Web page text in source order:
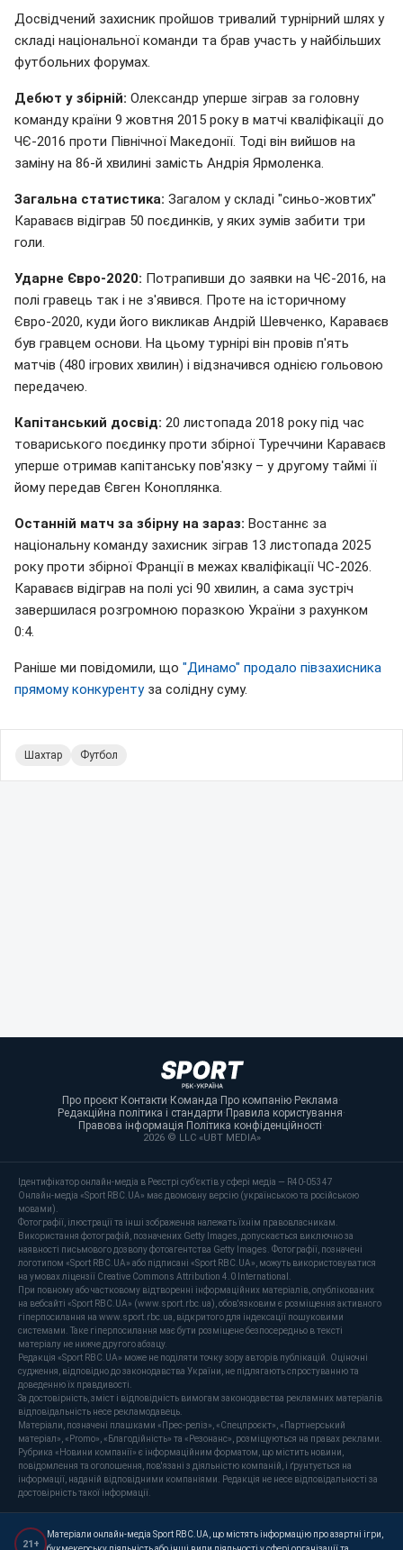
Досвідчений захисник пройшов тривалий турнірний шлях у
складі національної команди та брав участь у найбільших
футбольних форумах.
Дебют у збірній: Олександр уперше зіграв за головну
команду країни 9 жовтня 2015 року в матчі кваліфікації до
ЧЄ-2016 проти Північної Македонії. Тоді він вийшов на
заміну на 86-й хвилині замість Андрія Ярмоленка.
Загальна статистика: Загалом у складі "синьо-жовтих"
Караваєв відіграв 50 поєдинків, у яких зумів забити три
голи.
Ударне Євро-2020: Потрапивши до заявки на ЧЄ-2016, на
полі гравець так і не з'явився. Проте на історичному
Євро-2020, куди його викликав Андрій Шевченко, Караваєв
був гравцем основи. На цьому турнірі він провів п'ять
матчів (480 ігрових хвилин) і відзначився однією гольовою
передачею.
Капітанський досвід: 20 листопада 2018 року під час
товариського поєдинку проти збірної Туреччини Караваєв
уперше отримав капітанську пов'язку – у другому таймі її
йому передав Євген Коноплянка.
Останній матч за збірну на зараз: Востаннє за
національну команду захисник зіграв 13 листопада 2025
року проти збірної Франції в межах кваліфікації ЧС-2026.
Караваєв відіграв на полі усі 90 хвилин, а сама зустріч
завершилася розгромною поразкою України з рахунком
0:4.
Раніше ми повідомили, що "Динамо" продало півзахисника
прямому конкурентуза солідну суму.
Шахтар Футбол
Про проєкт· Контакти· Команда· Про компанію· Реклама·
Редакційна політика і стандарти· Правила користування·
Правова інформація· Політика конфіденційності·
2026 © LLC «UBT MEDIA»
Ідентифікатор онлайн-медіа в Реєстрі суб’єктів у сфері медіа — R40-05347
Онлайн-медіа «Sport RBC.UA» має двомовну версію (українською та російською
мовами).
Фотографії, ілюстрації та інші зображення належать їхнім правовласникам.
Використання фотографій, позначених Getty Images, допускається виключно за
наявності письмового дозволу фотоагентства Getty Images. Фотографії, позначені
логотипом «Sport RBC.UA» або підписані «Sport RBC.UA», можуть використовуватися
на умовах ліцензії Creative Commons Attribution 4.0 International.
При повному або частковому відтворенні інформаційних матеріалів, опублікованих
на вебсайті «Sport RBC.UA» (www.sport.rbc.ua), обов'язковим є розміщення активного
гіперпосилання на www.sport.rbc.ua, відкритого для індексації пошуковими
системами. Таке гіперпосилання має бути розміщене безпосередньо в тексті
матеріалу не нижче другого абзацу.
Редакція «Sport RBC.UA» може не поділяти точку зору авторів публікацій. Оціночні
судження, відповідно до законодавства України, не підлягають спростуванню та
доведенню їх правдивості.
За достовірність, зміст і відповідність вимогам законодавства рекламних матеріалів
відповідальність несе рекламодавець.
Матеріали, позначені плашками «Прес-реліз», «Спецпроєкт», «Партнерський
матеріал», «Promo», «Благодійність» та «Резонанс», розміщуються на правах реклами.
Рубрика «Новини компанії» є інформаційним форматом, що містить новини,
повідомлення та оголошення, пов'язані з діяльністю компаній, і ґрунтується на
інформації, наданій відповідними компаніями. Редакція не несе відповідальності за
достовірність такої інформації.
21+
Матеріали онлайн-медіа Sport RBC.UA, що містять інформацію про азартні ігри,